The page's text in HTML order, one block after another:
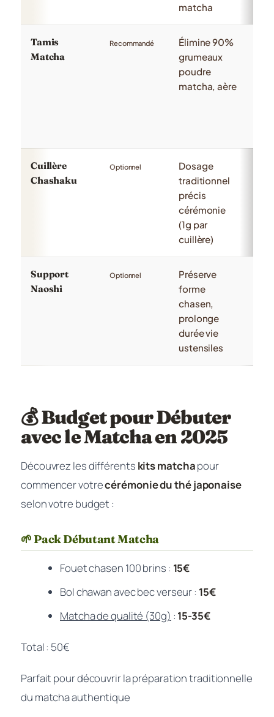
matcha
Tamis
Matcha
Recommandé
Élimine 90%
grumeaux
poudre
matcha, aère
Cuillère
Chashaku
Optionnel
Dosage
traditionnel
précis
cérémonie
(1g par
cuillère)
Support
Naoshi
Optionnel
Préserve
forme
chasen,
prolonge
durée vie
ustensiles
💰 Budget pour Débuter
avec le Matcha en 2025
Découvrez les différents kits matchapour
commencer votrecérémonie du thé japonaise
selon votre budget :
🌱 Pack Débutant Matcha
Fouet chasen 100 brins : 15€
Bol chawan avec bec verseur : 15€
Matcha de qualité (30g) : 15-35€
Total : 50€
Parfait pour découvrir la préparation traditionnelle
du matcha authentique